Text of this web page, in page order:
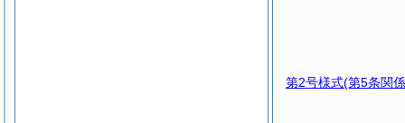
第2号様式(第5条関